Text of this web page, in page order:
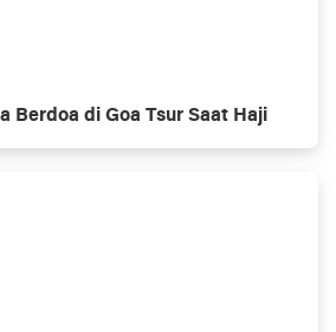
Berdoa di Goa Tsur Saat Haji